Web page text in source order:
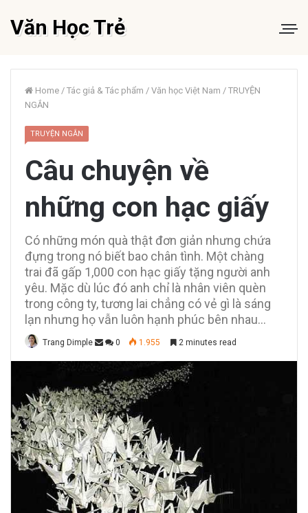
Văn Học Trẻ
Home / Tác giả & Tác phẩm / Văn học Việt Nam / TRUYỆN
NGẮN
TRUYỆN NGẮN
Câu chuyện về
những con hạc giấy
Có những món quà thật đơn giản nhưng chứa
đựng trong nó biết bao chân tình. Một chàng
trai đã gấp 1,000 con hạc giấy tặng người anh
yêu. Mặc dù lúc đó anh chỉ là nhân viên quèn
trong công ty, tương lai chẳng có vẻ gì là sáng
lạn nhưng họ vẫn luôn hạnh phúc bên nhau...
Trang Dimple 0 1.955 2 minutes read